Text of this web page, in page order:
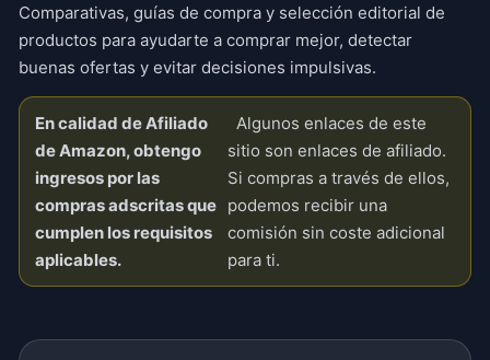
Comparativas, guías de compra y selección editorial de
productos para ayudarte a comprar mejor, detectar
buenas ofertas y evitar decisiones impulsivas.
En calidad de Afiliado
de Amazon, obtengo
ingresos por las
compras adscritas que
cumplen los requisitos
aplicables.
Algunos enlaces de este
sitio son enlaces de afiliado.
Si compras a través de ellos,
podemos recibir una
comisión sin coste adicional
para ti.